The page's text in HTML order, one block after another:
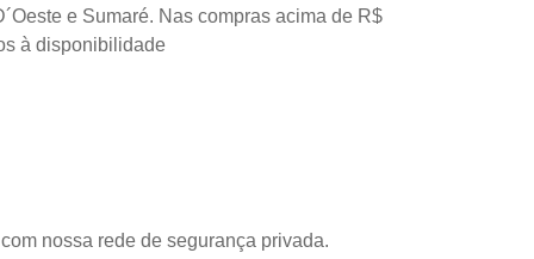
e Sumaré. Nas compras acima de R$
à disponibilidade
nossa rede de segurança privada.